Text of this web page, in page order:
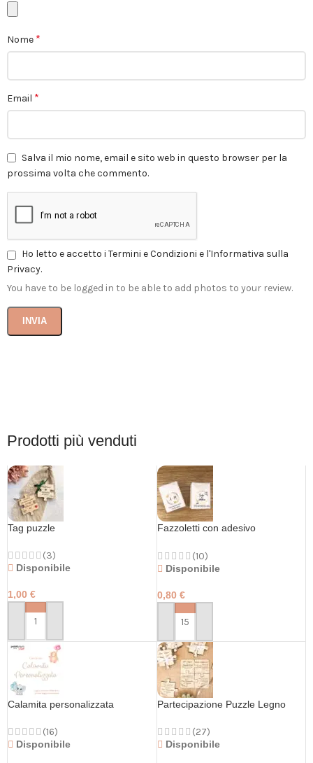
Nome *
Email *
Salva il mio nome, email e sito web in questo browser per la
prossima volta che commento.
Ho letto e accetto i Termini e Condizioni e l'Informativa sulla
Privacy.
You have to be logged in to be able to add photos to your review.
Prodotti più venduti
Tag puzzle
(3)
Disponibile
1,00 €
PERSONALIZZA
Fazzoletti con adesivo
(10)
Disponibile
0,80 €
PERSONALIZZA
Calamita personalizzata
(16)
Disponibile
Partecipazione Puzzle Legno
(27)
Disponibile